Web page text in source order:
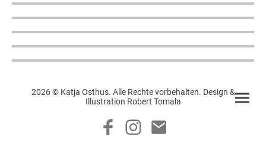
2026 © Katja Osthus. Alle Rechte vorbehalten. Design &
Illustration Robert Tomala